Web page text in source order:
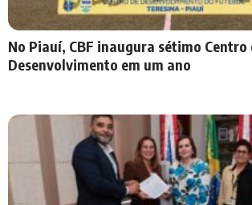
No Piauí, CBF inaugura sétimo Centro
Desenvolvimento em um ano